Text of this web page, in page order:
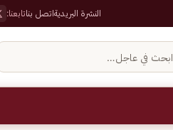
النشرة البريديةاتصل بناتابعنا:
ابحث في عاجل…